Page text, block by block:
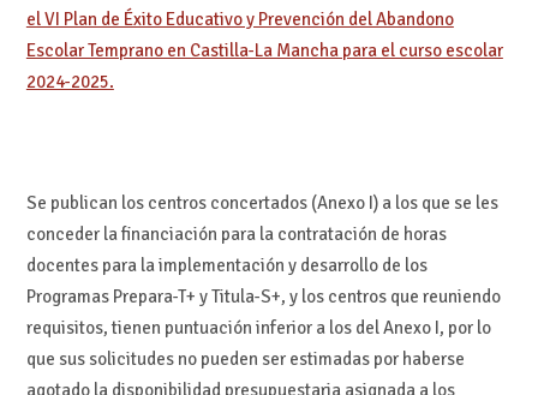
el VI Plan de Éxito Educativo y Prevención del Abandono
Escolar Temprano en Castilla-La Mancha para el curso escolar
2024-2025.
Se publican los centros concertados (Anexo I) a los que se les
conceder la financiación para la contratación de horas
docentes para la implementación y desarrollo de los
Programas Prepara-T+ y Titula-S+, y los centros que reuniendo
requisitos, tienen puntuación inferior a los del Anexo I, por lo
que sus solicitudes no pueden ser estimadas por haberse
agotado la disponibilidad presupuestaria asignada a los